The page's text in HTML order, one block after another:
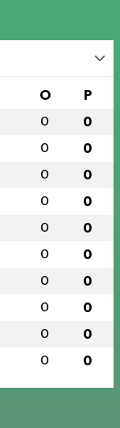
O P
0 0
0 0
0 0
0 0
0 0
0 0
0 0
0 0
0 0
0 0